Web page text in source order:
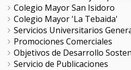
Colegio Mayor San Isidoro
Colegio Mayor 'La Tebaida'
Servicios Universitarios
Promociones Comerciales
Objetivos de Desarrollo
Servicio de Publicaciones